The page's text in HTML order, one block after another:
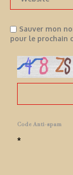
Sauver mon
pour le prochain
Code Anti-spam
*